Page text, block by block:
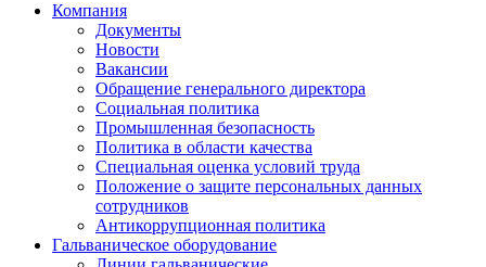
Компания
Документы
Новости
Вакансии
Обращение генерального директора
Социальная политика
Промышленная безопасность
Политика в области качества
Специальная оценка условий труда
Положение о защите персональных данных
сотрудников
Антикоррупционная политика
Гальваническое оборудование